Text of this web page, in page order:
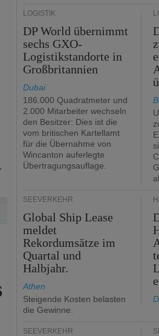
LOGISTIK
DP World übernimmt
sechs GXO-
Logistikstandorte in
Großbritannien
Dubai
186.000 Quadratmeter und
2.000 Mitarbeiter wechseln
den Besitzer: Dies ist die
vom britischen Kartellamt
für die Übernahme von
Wincanton auferlegte
Übertragungsauflage.
SEEVERKEHR
Global Ship Lease
meldet
Rekordumsätze im
Quartal und
Halbjahr.
Athen
Steigende Kosten belasten
die Gewinne.
SEEVERKEHR